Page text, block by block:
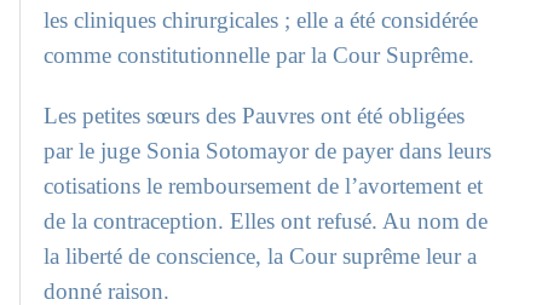
les cliniques chirurgicales ; elle a été considérée
comme constitutionnelle par la Cour Suprême.
Les petites sœurs des Pauvres ont été obligées
par le juge Sonia Sotomayor de payer dans leurs
cotisations le remboursement de l’avortement et
de la contraception. Elles ont refusé. Au nom de
la liberté de conscience, la Cour suprême leur a
donné raison.